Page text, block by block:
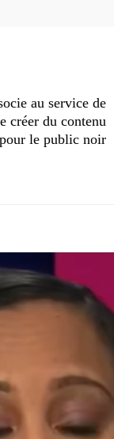
au service de
créer du contenu
le public noir